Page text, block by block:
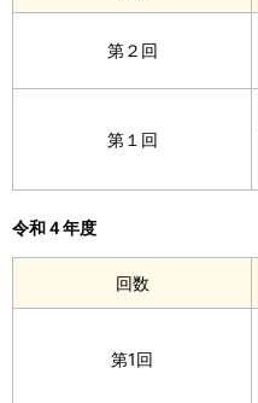
第２回
第１回
令和４年度
回数
第1回